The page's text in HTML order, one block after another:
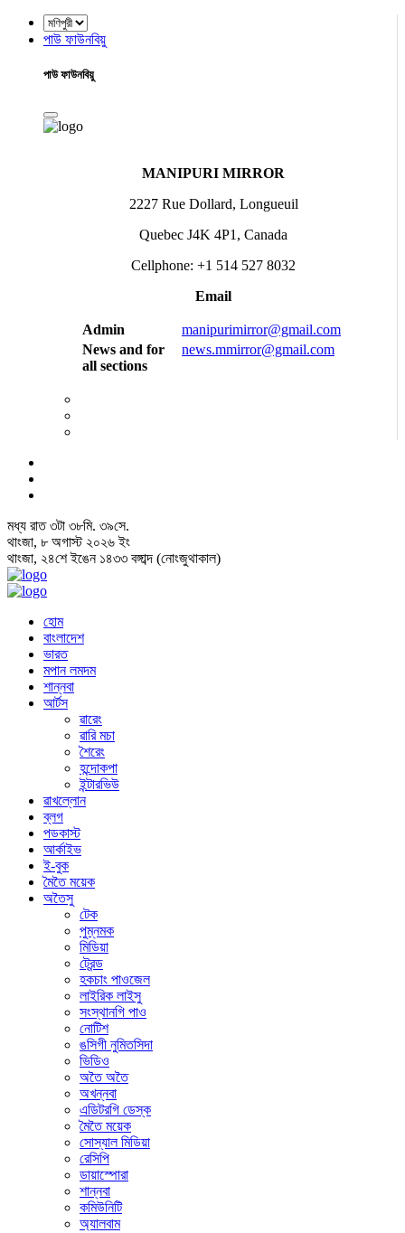
পাউ ফাউনবিয়ু
পাউ ফাউনবিয়ু
MANIPURI MIRROR
2227 Rue Dollard, Longueuil
Quebec J4K 4P1, Canada
Cellphone: +1 514 527 8032
Email
Admin
manipurimirror@gmail.com
News and for
all sections
news.mmirror@gmail.com
মধ্য রাত ৩টা ৩৮মি. ৪০সে.
থাংজা, ৮ অগাস্ট ২০২৬ ইং
থাংজা, ২৪শে ইঙেন ১৪৩৩ বঙ্গাব্দ (নোংজুথাকাল)
হোম
বাংলাদেশ
ভারত
মপান লমদম
শান্নবা
আর্টস
ৱারেং
ৱারি মচা
শৈরেং
হন্দোকপা
ইন্টারভিউ
ৱাখল্লোন
ব্লগ
পডকাস্ট
আর্কাইভ
ই-বুক
মৈতৈ ময়েক
অতৈসু
টেক
পুম্নমক
মিডিয়া
ট্রেন্ড
হকচাং পাওজেল
লাইরিক লাইসু
সংস্থানগি পাও
নোটিশ
ঙসিগী নুমিতসিদা
ভিডিও
অতৈ অতৈ
অখন্নবা
এডিটরগি ডেস্ক
মৈতৈ ময়েক
সোস্যাল মিডিয়া
রেসিপি
ডায়াস্পোরা
শান্নবা
কমিউনিটি
অ্যালবাম